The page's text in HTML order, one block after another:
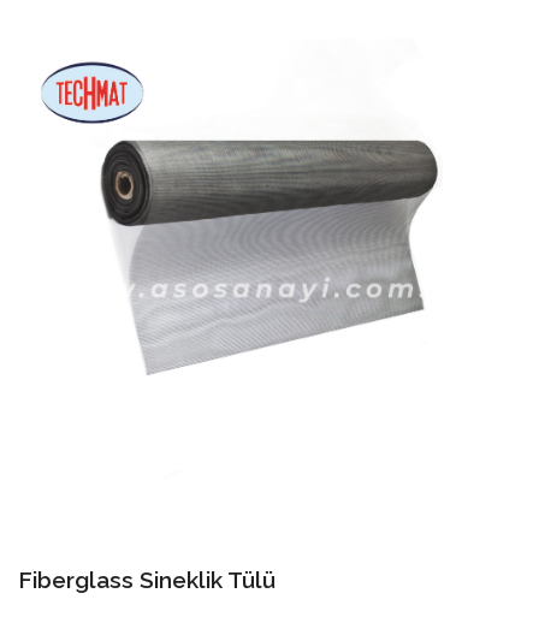
Fiberglass Sineklik Tülü